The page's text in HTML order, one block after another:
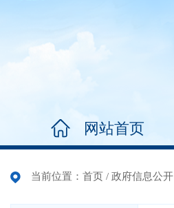
网站首页
当前位置： 首页 / 政府信息公开